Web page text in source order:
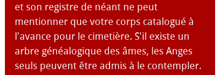
et son registre de néant ne peut
mentionner que votre corps catalogué à
l'avance pour le cimetière. S'il existe un
arbre généalogique des âmes, les Anges
seuls peuvent être admis à le contempler.